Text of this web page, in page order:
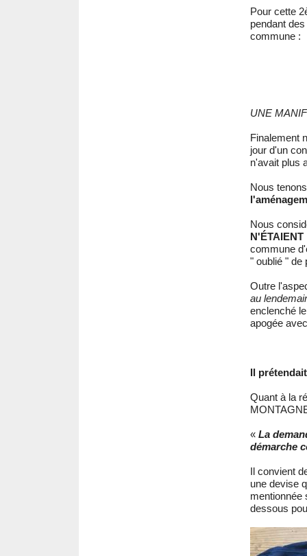
Pour cette
pendant
commune :
UNE
Finalement
jour d'un
n'avait plus
Nous
Nous
commune
" oublié " de
Outre
au
enclenché
apogée
Il
Quant à la
« La
démarche
Il convient
une devise
mentionnée
dessous